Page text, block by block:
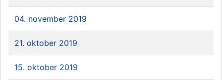
04. november 2019
21. oktober 2019
15. oktober 2019